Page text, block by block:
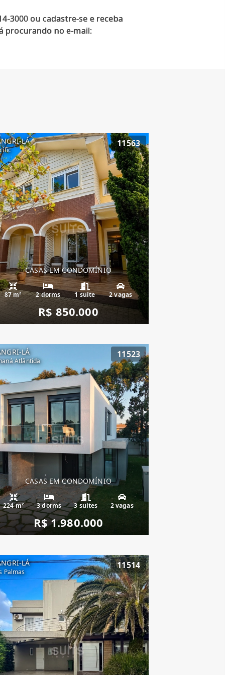
3000 ou cadastre-se e receba
procurando no e-mail:
LÁ 11563
CASAS EM CONDOMÍNIO
87 m² 2 dorms 1 suíte 2 vagas
R$ 850.000
LÁ
Atlântida
11523
CASAS EM CONDOMÍNIO
224 m² 3 dorms 3 suítes 2 vagas
R$ 1.980.000
LÁ
Palmas
11514